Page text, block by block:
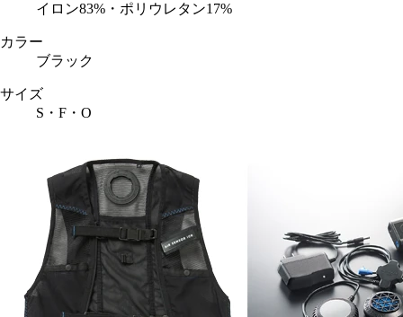
イロン83%・ポリウレタン17%
カラー
ブラック
サイズ
S・F・O